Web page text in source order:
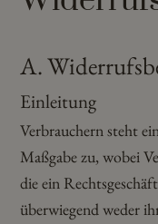
A.
Einleitung
Verbrauchern steht
Maßgabe zu, wobei
die ein
überwiegend weder